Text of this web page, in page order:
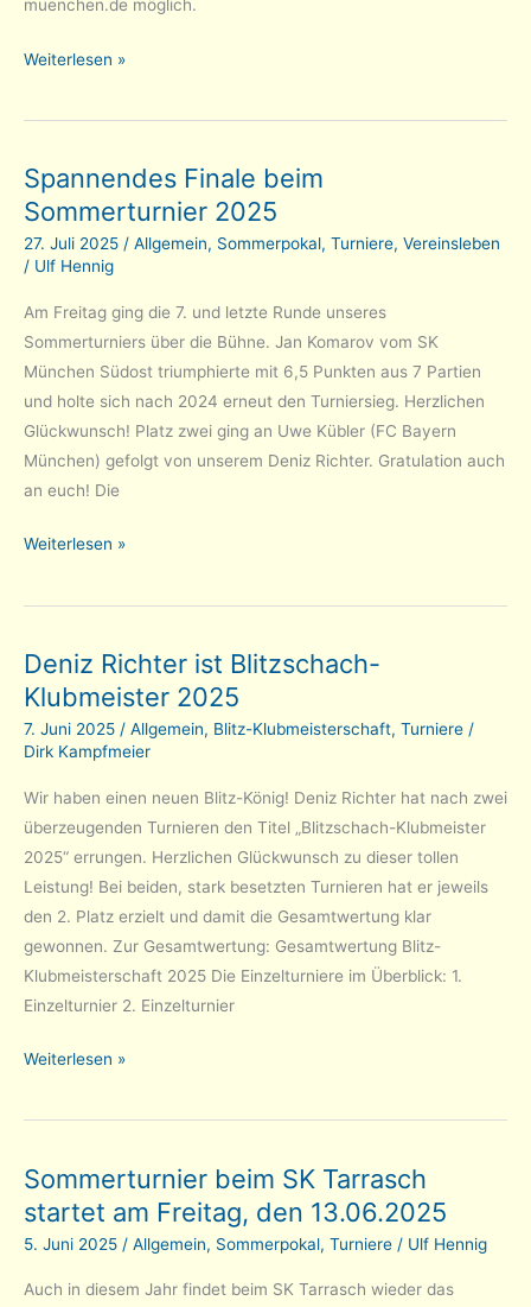
muenchen.de möglich.
Einladung
Klubmeisterschaft
Weiterlesen »
Spannendes Finale beim
Sommerturnier 2025
27. Juli 2025 / Allgemein, Sommerpokal, Turniere, Vereinsleben
/ Ulf Hennig
Am Freitag ging die 7. und letzte Runde unseres
Sommerturniers über die Bühne. Jan Komarov vom SK
München Südost triumphierte mit 6,5 Punkten aus 7 Partien
und holte sich nach 2024 erneut den Turniersieg. Herzlichen
Glückwunsch! Platz zwei ging an Uwe Kübler (FC Bayern
München) gefolgt von unserem Deniz Richter. Gratulation auch
an euch! Die
Spannendes
beim
2025
Weiterlesen »
Deniz Richter ist Blitzschach-
Klubmeister 2025
7. Juni 2025 / Allgemein, Blitz-Klubmeisterschaft, Turniere /
Dirk Kampfmeier
Wir haben einen neuen Blitz-König! Deniz Richter hat nach zwei
überzeugenden Turnieren den Titel „Blitzschach-Klubmeister
2025“ errungen. Herzlichen Glückwunsch zu dieser tollen
Leistung! Bei beiden, stark besetzten Turnieren hat er jeweils
den 2. Platz erzielt und damit die Gesamtwertung klar
gewonnen. Zur Gesamtwertung: Gesamtwertung Blitz-
Klubmeisterschaft 2025 Die Einzelturniere im Überblick: 1.
Einzelturnier 2. Einzelturnier
Deniz
ist
Klubmeister
2025
Weiterlesen »
Sommerturnier beim SK Tarrasch
startet am Freitag, den 13.06.2025
5. Juni 2025 / Allgemein, Sommerpokal, Turniere / Ulf Hennig
Auch in diesem Jahr findet beim SK Tarrasch wieder das